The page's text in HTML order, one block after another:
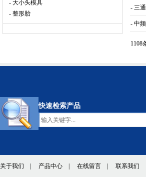
- 大小头模具
- 整形胎
- 三
- 中
1108
快速检索产品
关于我们 产品中心 在线留言 联系我们